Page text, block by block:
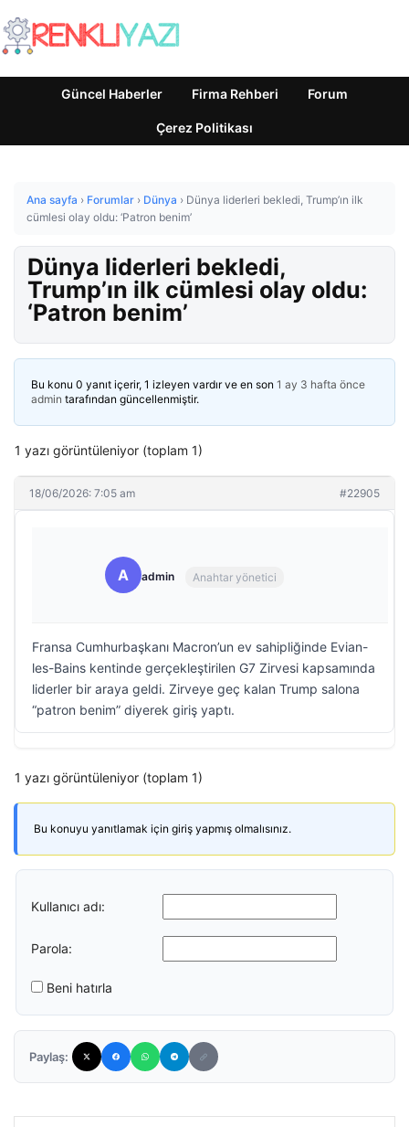
Güncel Haberler Firma Rehberi Forum
Çerez Politikası
Ana sayfa › Forumlar › Dünya › Dünya liderleri bekledi, Trump’ın ilk
cümlesi olay oldu: ‘Patron benim’
Dünya liderleri bekledi,
Trump’ın ilk cümlesi olay oldu:
‘Patron benim’
Bu konu 0 yanıt içerir, 1 izleyen vardır ve en son 1 ay 3 hafta önce
admin tarafından güncellenmiştir.
1 yazı görüntüleniyor (toplam 1)
18/06/2026: 7:05 am #22905
A admin Anahtar yönetici
Fransa Cumhurbaşkanı Macron’un ev sahipliğinde Evian-
les-Bains kentinde gerçekleştirilen G7 Zirvesi kapsamında
liderler bir araya geldi. Zirveye geç kalan Trump salona
“patron benim” diyerek giriş yaptı.
1 yazı görüntüleniyor (toplam 1)
Bu konuyu yanıtlamak için giriş yapmış olmalısınız.
Kullanıcı adı:
Parola:
Beni hatırla
Paylaş: